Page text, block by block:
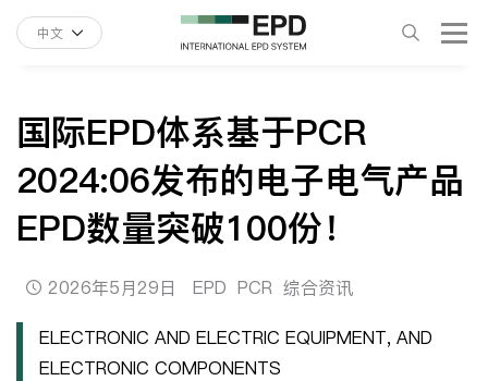
中文
国际EPD体系基于PCR
2024:06发布的电子电气产品
EPD数量突破100份！
2026年5月29日 EPD PCR 综合资讯
ELECTRONIC AND ELECTRIC EQUIPMENT, AND
ELECTRONIC COMPONENTS